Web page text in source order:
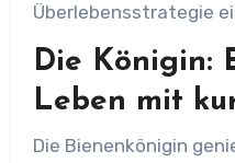
Überlebensstrategie
Die Königin:
Leben mit
Die Bienenkönigin